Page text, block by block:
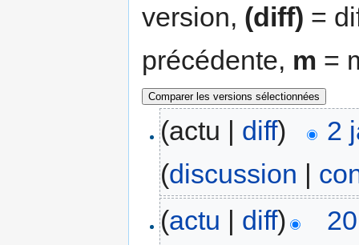
version, (diff) =
précédente, m =
(actu | diff)
2
(discussion |
(actu | diff)